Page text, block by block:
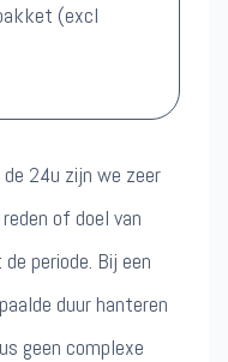
(excl
24u zijn we zeer
of doel van
periode. Bij een
duur hanteren
geen complexe